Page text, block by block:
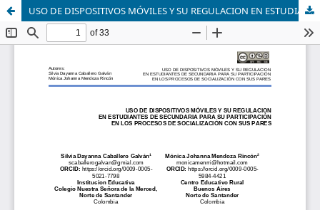
USO DE DISPOSITIVOS MÓVILES Y SU REGULACION EN ESTUDIANTES DE SECUNDARIA PARA SU PARTICIPACIÓN EN LOS PROCESOS DE SOCIALIZACIÓN CON SUS PARES